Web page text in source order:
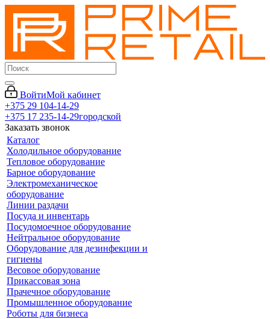
ВойтиМой кабинет
+375 29 104-14-29
+375 17 235-14-29городской
Заказать звонок
Каталог
Холодильное оборудование
Тепловое оборудование
Барное оборудование
Электромеханическое
оборудование
Линии раздачи
Посуда и инвентарь
Посудомоечное оборудование
Нейтральное оборудование
Оборудование для дезинфекции и
гигиены
Весовое оборудование
Прикассовая зона
Прачечное оборудование
Промышленное оборудование
Роботы для бизнеса